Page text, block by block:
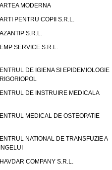
MODERNA
PENTRU COPII S.R.L.
S.R.L.
SERVICE S.R.L.
DE IGIENA SI EPIDEMIOLOGIE
DE INSTRUIRE MEDICALA
MEDICAL DE OSTEOPATIE
NATIONAL DE TRANSFUZIE A
COMPANY S.R.L.